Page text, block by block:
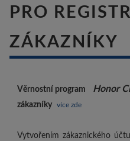
PRO
ZÁKAZNÍKY
Věrnostní program Honor
zákazníky více zde
Vytvořením zákaznického